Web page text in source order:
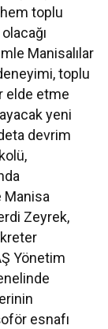
toplu
Manisalılar
toplu
elde etme
yeni
devrim
Manisa
Zeyrek,
Yönetim
esnafı